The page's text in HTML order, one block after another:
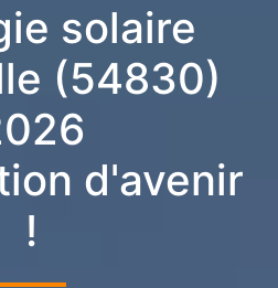
solaire
(54830)
d'avenir
!